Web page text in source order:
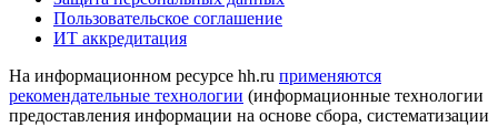
Пользовательское соглашение
ИТ аккредитация
На информационном ресурсе hh.ru применяются
рекомендательные технологии (информационные технологии
предоставления информации на основе сбора, систематизации